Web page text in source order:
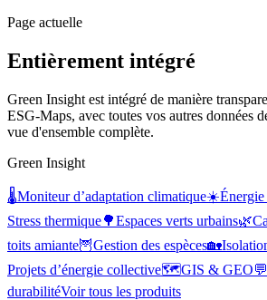
Page actuelle
Entièrement intégré
Green Insight est intégré de manière
ESG-Maps, avec toutes vos autres données
vue d'ensemble complète.
Green Insight
🌡️Moniteur d’adaptation climatique☀️
Stress thermique🌳Espaces verts urbains🌿
toits amiante🦉Gestion des espèces🏡
Projets d’énergie collective🗺️GIS & GEO💬
durabilitéVoir tous les produits